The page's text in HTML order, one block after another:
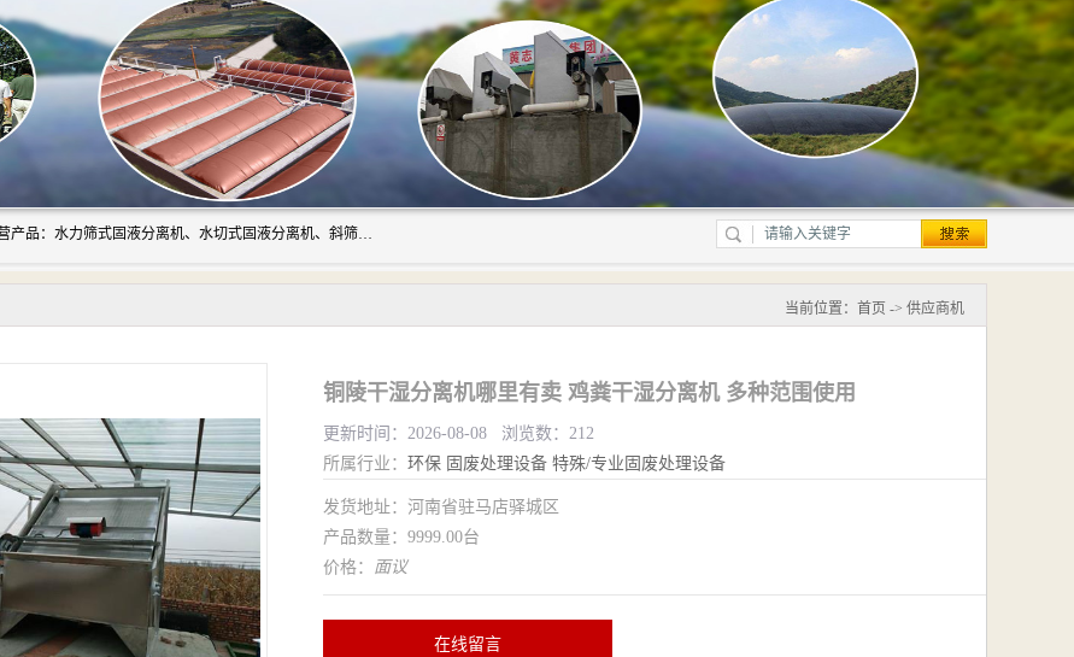
河南精拓环保设备有限公司（咨询电话：18595569755），主营产品：水力筛式固液分离机、水切式固液分离机、斜筛式干湿分离机、养猪场固液分离机、斜筛式固液分离机、屠宰场固液分离机、猪场干湿分离机等。公司从事固液分离设备及配套沼气池的研发、设计、销售与施工，并提供污水处理整体解决方案。
当前位置： 首页 -> 供应商机
铜陵干湿分离机哪里有卖 鸡粪干湿分离机 多种范围使用
更新时间：2026-08-08 浏览数：212
所属行业： 环保 固废处理设备 特殊/专业固废处理设备
发货地址：河南省驻马店驿城区
产品数量：9999.00台
价格： 面议
在线留言